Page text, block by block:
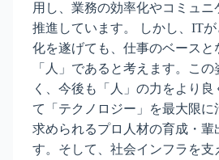
用し、業務の効率化やコミュ
推進しています。 しかし、IT
化を遂げても、仕事のベースと
「人」であると考えます。こ
く、今後も「人」の力をより
て「テクノロジー」を最大限に
求められるプロ人材の育成・輩
す。そして、社会インフラを支